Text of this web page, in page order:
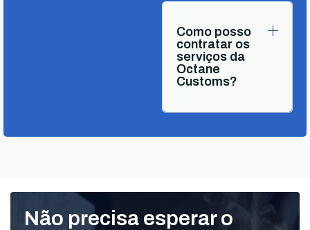
Como posso
contratar os
serviços da
Octane
Customs?
Não precisa esperar o